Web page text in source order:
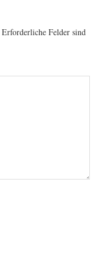
Erforderliche Felder sind